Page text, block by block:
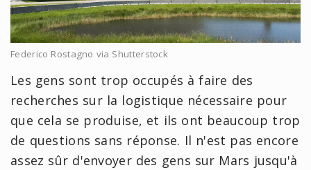
Federico Rostagno via Shutterstock
Les gens sont trop occupés à faire des
recherches sur la logistique nécessaire pour
que cela se produise, et ils ont beaucoup trop
de questions sans réponse. Il n'est pas encore
assez sûr d'envoyer des gens sur Mars jusqu'à